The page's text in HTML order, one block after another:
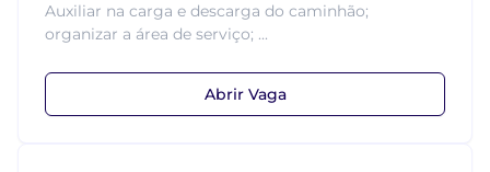
Auxiliar na carga e descarga do caminhão;
organizar a área de serviço; ...
Abrir Vaga